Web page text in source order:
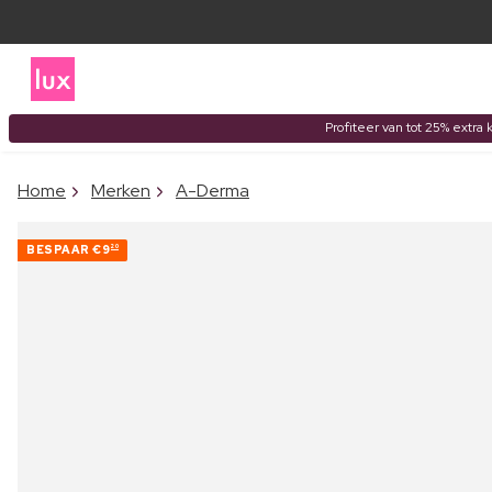
Profiteer van tot 25% extra
Home Merken A-Derma
BESPAAR €920